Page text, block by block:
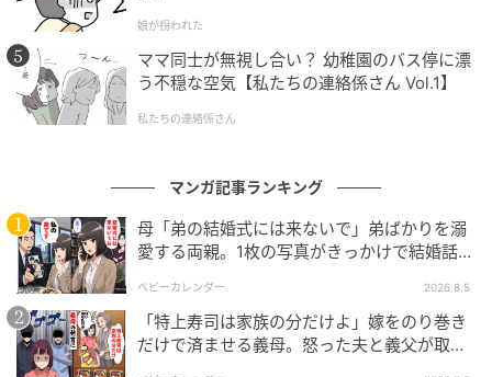
娘が拐われた
ママ同士が無視し合い？ 幼稚園のバス停に漂
う不穏な空気【私たちの連絡係さん Vol.1】
私たちの連絡係さん
マンガ記事ランキング
母「弟の結婚式には来ないで」弟ばかりを溺
愛する両親。1枚の写真がきっかけで結婚話が
ベビーカレンダー 2026.8.5
「特上寿司は家族の分だけよ」嫁をのり巻き
だけで済ませる義母。怒った夫と義父が取っ